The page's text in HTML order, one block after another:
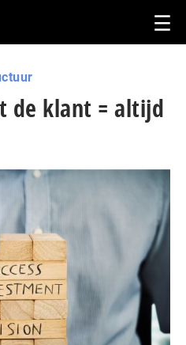
de klant = altijd